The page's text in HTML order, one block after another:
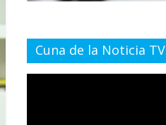
Cuna de la Noticia TV